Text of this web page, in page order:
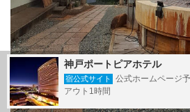
神戸ポートピアホテル
宿公式サイト
公式ホームページ
アウト1時間